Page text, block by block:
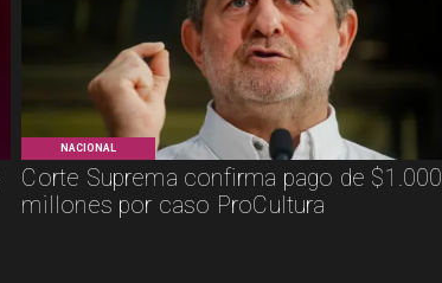
NACIONAL
Corte Suprema confirma pago de $1.000
millones por caso ProCultura